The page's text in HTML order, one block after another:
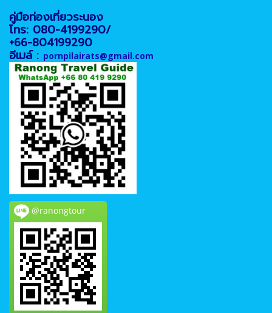
คู่มือท่องเที่ยวระนอง
โทร: 080-4199290/
+66-804199290
อีเมล์ : pornpilairats@gmail.com
@ranongtour